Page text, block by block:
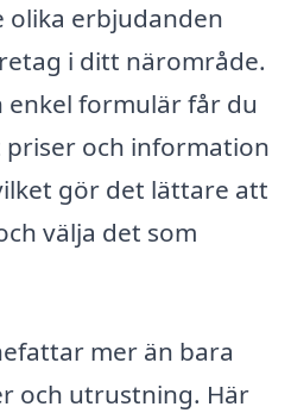
olika erbjudanden
i ditt närområde.
enkel formulär får du
och information
gör det lättare att
välja det som
mer än bara
och utrustning. Här